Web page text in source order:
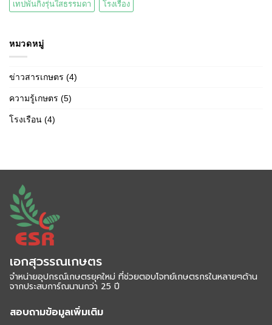
เทปพันกิ่งรุ่นใสธรรมดา โรงเรือง
หมวดหมู่
ข่าวสารเกษตร (4)
ความรู้เกษตร (5)
โรงเรือน (4)
เอกสุวรรณเกษตร
จำหน่ายอุปกรณ์เกษตรยุคใหม่ ที่ช่วยตอบโจทย์เกษตรกรในหลายๆด้าน
จากประสบการ์ณนานกว่า 25 ปี
สอบถามข้อมูลเพิ่มเติม